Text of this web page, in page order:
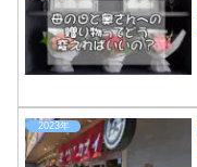
2023年